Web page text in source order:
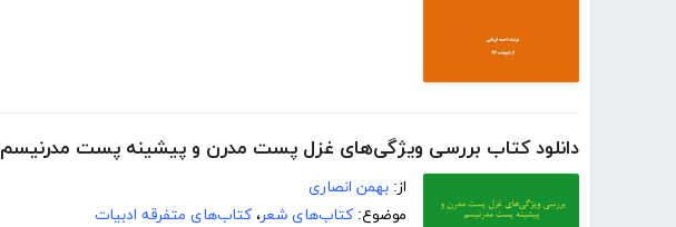
دانلود کتاب بررسی ویژگی‌های غزل پست مدرن و پیشینه پست مدرنیسم
از: بهمن انصاری
موضوع: کتاب‌های شعر، کتاب‌های متفرقه ادبیات